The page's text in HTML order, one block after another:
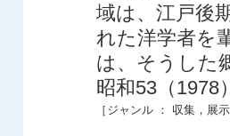
域は、江戸後
れた洋学者を
は、そうした
昭和53（1978
［ジャンル ： 収集 ， 展示